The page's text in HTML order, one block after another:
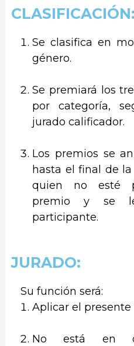
CLASIFICACIÓN:
Se clasifica en
género.
Se premiará los
por categoría,
jurado calificador.
Los premios se
hasta el final de
quien no esté
premio y se
participante.
JURADO:
Su función será:
Aplicar el
No está en